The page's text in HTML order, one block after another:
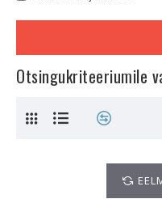
Otsingukriteeriumile